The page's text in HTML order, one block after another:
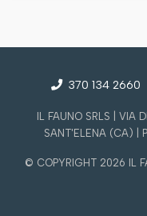
370 134 2660
IL FAUNO SRLS | VIA
SANT'ELENA (CA) |
© COPYRIGHT 2026 IL